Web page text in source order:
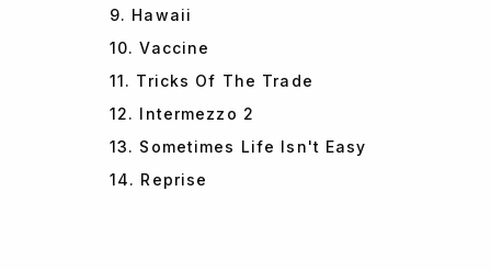
9. Hawaii
10. Vaccine
11. Tricks Of The Trade
12. Intermezzo 2
13. Sometimes Life Isn't Easy
14. Reprise